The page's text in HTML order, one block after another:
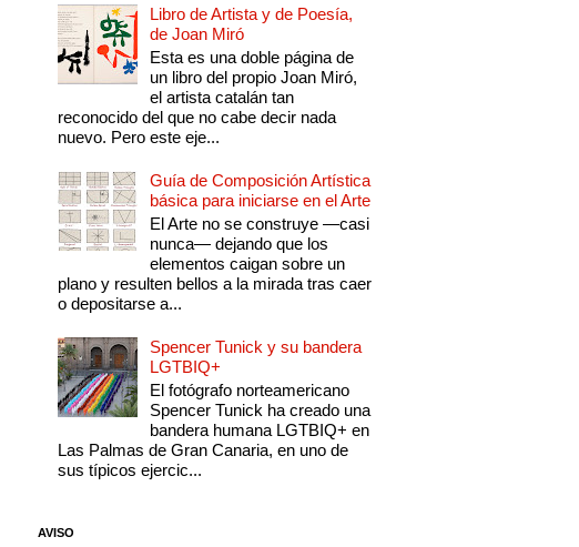
Libro de Artista y de Poesía,
de Joan Miró
Esta es una doble página de
un libro del propio Joan Miró,
el artista catalán tan
reconocido del que no cabe decir nada
nuevo. Pero este eje...
Guía de Composición Artística
básica para iniciarse en el Arte
El Arte no se construye —casi
nunca— dejando que los
elementos caigan sobre un
plano y resulten bellos a la mirada tras caer
o depositarse a...
Spencer Tunick y su bandera
LGTBIQ+
El fotógrafo norteamericano
Spencer Tunick ha creado una
bandera humana LGTBIQ+ en
Las Palmas de Gran Canaria, en uno de
sus típicos ejercic...
AVISO